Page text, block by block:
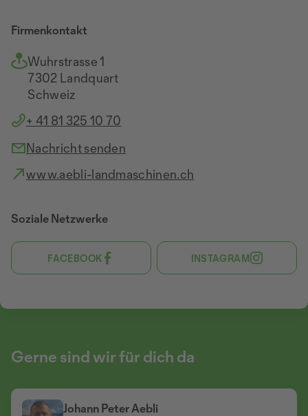
Firmenkontakt
Wuhrstrasse 1
7302 Landquart
Schweiz
+ 41 81 325 10 70
Nachricht senden
www.aebli-landmaschinen.ch
Soziale Netzwerke
FACEBOOK INSTAGRAM
Gerne sind wir für dich da
Johann Peter Aebli